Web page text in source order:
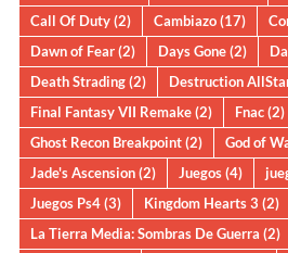
Call Of Duty(2) Cambiazo(17)
Dawn of Fear(2) Days Gone(2)
Death Strading(2) Destruction
Final Fantasy VII Remake(2) Fnac(2)
Ghost Recon Breakpoint(2) God of
Jade's Ascension(2) Juegos(4)
Juegos Ps4(3) Kingdom Hearts 3 (2)
La Tierra Media: Sombras De Guerra (2)